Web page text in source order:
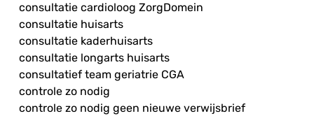
consultatie cardioloog ZorgDomein
consultatie huisarts
consultatie kaderhuisarts
consultatie longarts huisarts
consultatief team geriatrie CGA
controle zo nodig
controle zo nodig geen nieuwe verwijsbrief